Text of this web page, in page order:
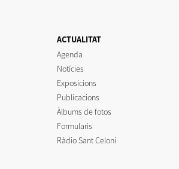
ACTUALITAT
Agenda
Notícies
Exposicions
Publicacions
Àlbums de fotos
Formularis
Ràdio Sant Celoni